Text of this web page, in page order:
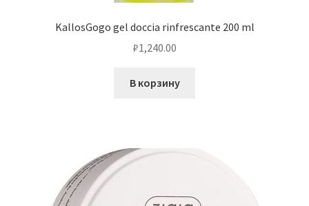
KallosGogo gel doccia rinfrescante 200 ml
₽1,240.00
В корзину